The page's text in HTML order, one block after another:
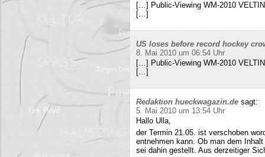
[…] Public-Viewing WM-2010
[…]
US loses before record hockey
8. Mai 2010 um 06:54 Uhr
[…] Public-Viewing WM-2010
[…]
Redaktion hueckwagazin.de sagt:
5. Mai 2010 um 13:54 Uhr
Hallo Ulla,
der Termin 21.05. ist verschoben
entnehmen kann. Ob man dem
sei dahin gestellt. Aus derzeitiger